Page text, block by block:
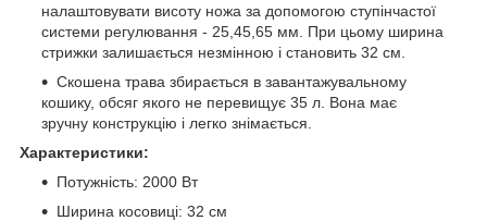
налаштовувати висоту ножа за допомогою ступінчастої
системи регулювання - 25,45,65 мм. При цьому ширина
стрижки залишається незмінною і становить 32 см.
Скошена трава збирається в завантажувальному
кошику, обсяг якого не перевищує 35 л. Вона має
зручну конструкцію і легко знімається.
Характеристики:
Потужність: 2000 Вт
Ширина косовиці: 32 см